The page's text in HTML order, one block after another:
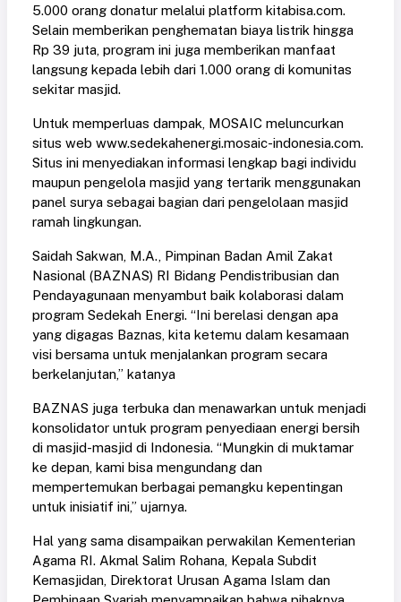
5.000 orang donatur melalui platform kitabisa.com.
Selain memberikan penghematan biaya listrik hingga
Rp 39 juta, program ini juga memberikan manfaat
langsung kepada lebih dari 1.000 orang di komunitas
sekitar masjid.
Untuk memperluas dampak, MOSAIC meluncurkan
situs web www.sedekahenergi.mosaic-indonesia.com.
Situs ini menyediakan informasi lengkap bagi individu
maupun pengelola masjid yang tertarik menggunakan
panel surya sebagai bagian dari pengelolaan masjid
ramah lingkungan.
Saidah Sakwan, M.A., Pimpinan Badan Amil Zakat
Nasional (BAZNAS) RI Bidang Pendistribusian dan
Pendayagunaan menyambut baik kolaborasi dalam
program Sedekah Energi. “Ini berelasi dengan apa
yang digagas Baznas, kita ketemu dalam kesamaan
visi bersama untuk menjalankan program secara
berkelanjutan,” katanya
BAZNAS juga terbuka dan menawarkan untuk menjadi
konsolidator untuk program penyediaan energi bersih
di masjid-masjid di Indonesia. “Mungkin di muktamar
ke depan, kami bisa mengundang dan
mempertemukan berbagai pemangku kepentingan
untuk inisiatif ini,” ujarnya.
Hal yang sama disampaikan perwakilan Kementerian
Agama RI. Akmal Salim Rohana, Kepala Subdit
Kemasjidan, Direktorat Urusan Agama Islam dan